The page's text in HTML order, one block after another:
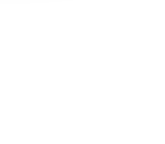
выбрать
(при наличии)